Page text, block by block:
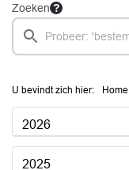
Zoeken
U bevindt zich hier: Home
2026
2025